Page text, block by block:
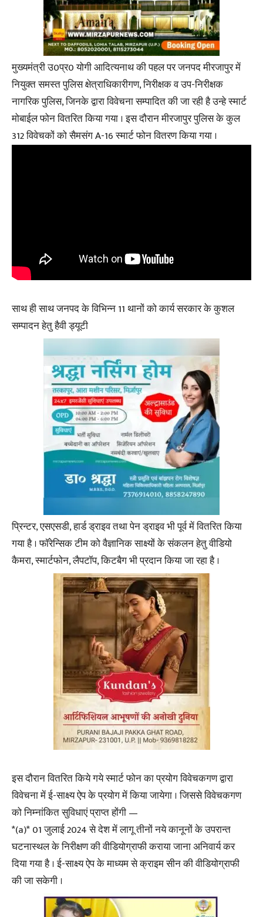
मुख्यमंत्री उ0प्र0 योगी आदित्यनाथ की पहल पर जनपद मीरजापुर में
नियुक्त समस्त पुलिस क्षेत्राधिकारीगण, निरीक्षक व उप-निरीक्षक
नागरिक पुलिस, जिनके द्वारा विवेचना सम्पादित की जा रही है उन्हे स्मार्ट
मोबाईल फोन वितरित किया गया । इस दौरान मीरजापुर पुलिस के कुल
312 विवेचकों को सैमसंग A-16 स्मार्ट फोन वितरण किया गया ।
साथ ही साथ जनपद के विभिन्न 11 थानों को कार्य सरकार के कुशल
सम्पादन हेतु हैवी ड्यूटी
प्रिन्टर, एसएसडी, हार्ड ड्राइव तथा पेन ड्राइव भी पूर्व में वितरित किया
गया है । फॉरेन्सिक टीम को वैज्ञानिक साक्ष्यों के संकलन हेतु वीडियो
कैमरा, स्मार्टफोन, लैपटॉप, किटबैग भी प्रदान किया जा रहा है ।
इस दौरान वितरित किये गये स्मार्ट फोन का प्रयोग विवेचकगण द्वारा
विवेचना में ई-साक्ष्य ऐप के प्रयोग में किया जायेगा । जिससे विवेचकगण
को निम्नांकित सुविधाएं प्राप्त होंगी —
*(a)* 01 जुलाई 2024 से देश में लागू तीनों नये कानूनों के उपरान्त
घटनास्थल के निरीक्षण की वीडियोग्राफी कराया जाना अनिवार्य कर
दिया गया है । ई-साक्ष्य ऐप के माध्यम से क्राइम सीन की वीडियोग्राफी
की जा सकेगी ।